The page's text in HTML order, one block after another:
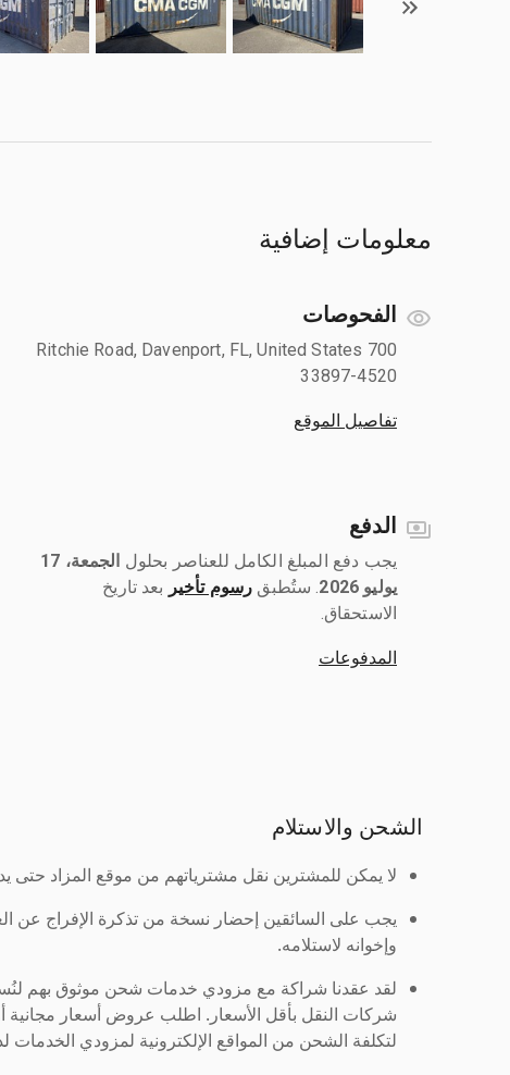
معلومات إضافية
الفحوصات
700 Ritchie Road, Davenport, FL, United States
33897-4520
تفاصيل الموقع
الدفع
يجب دفع المبلغ الكامل للعناصر بحلول ‎
الجمعة، 17
يوليو 2026
رسوم تأخير بعد تاريخ
الاستحقاق.
المدفوعات
الشحن والاستلام
لا يمكن للمشترين نقل مشترياتهم من موقع المزاد حتى
يجب على السائقين إحضار نسخة من تذكرة الإفراج عن
وإخوانه لاستلامه.
لقد عقدنا شراكة مع مزودي خدمات شحن موثوق بهم
شركات النقل بأقل الأسعار. اطلب عروض أسعار مجانية
لتكلفة الشحن من المواقع الإلكترونية لمزودي الخدمات